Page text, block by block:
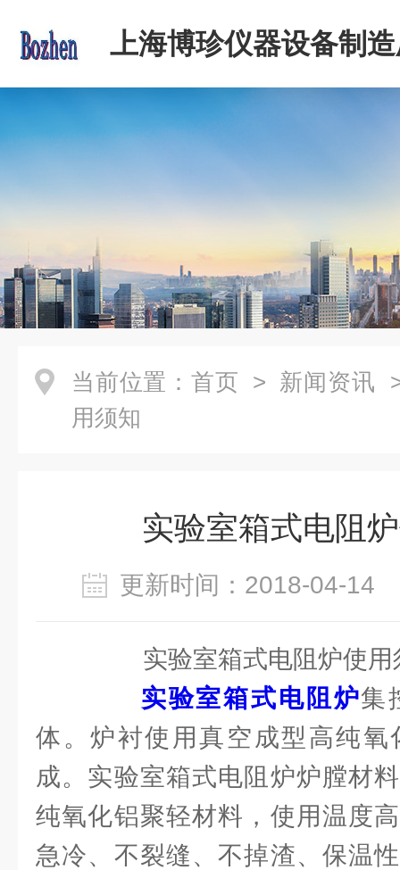
上海博珍仪器设备制
当前位置： 首页 > 新闻资讯
用须知
实验室箱式电阻
更新时间：2018-04-
实验室箱式电阻炉使用
实验室箱式电阻炉集
体。炉衬使用真空成型高纯氧
成。实验室箱式电阻炉炉膛材
纯氧化铝聚轻材料，使用温度
急冷、不裂缝、不掉渣、保温